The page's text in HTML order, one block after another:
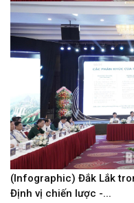
(Infographic) Đắk Lắk
Định vị chiến lược -...